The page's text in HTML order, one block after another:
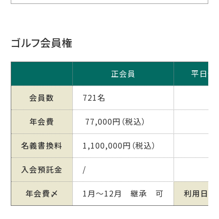
ゴルフ会員権
正会員 平日会
会員数 721名
年会費 77,000円（税込）
名義書換料 1,100,000円（税込）
入会預託金 /
年会費〆 1月～12月 継承 可 利用日